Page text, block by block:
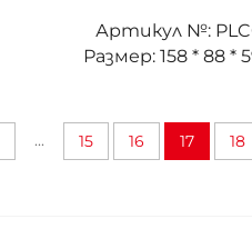
Артикул №:
Размер: 158 * 88 *
... 15 16 17 18